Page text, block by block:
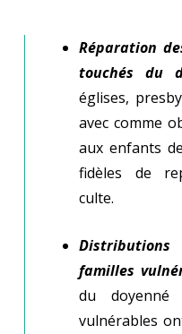
Réparation
touchés du
églises,
avec comme
aux enfants
fidèles de
culte.
familles
du doyenné
vulnérables